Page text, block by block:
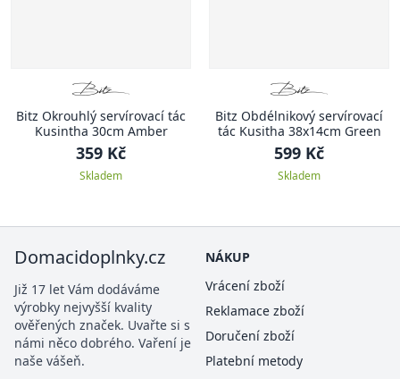
Bitz Okrouhlý servírovací tác
Kusintha 30cm Amber
359 Kč
Skladem
Bitz Obdélnikový servírovací
tác Kusitha 38x14cm Green
599 Kč
Skladem
Domacidoplnky.cz
Již 17 let Vám dodáváme
výrobky nejvyšší kvality
ověřených značek. Uvařte si s
námi něco dobrého. Vaření je
naše vášeň.
NÁKUP
Vrácení zboží
Reklamace zboží
Doručení zboží
Platební metody